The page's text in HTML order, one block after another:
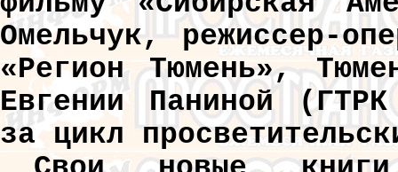
Омельчук, режиссер-
«Регион Тюмень»,
Евгении Паниной
за цикл